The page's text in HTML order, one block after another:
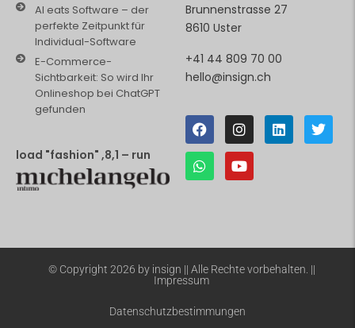
AI eats Software – der
perfekte Zeitpunkt für
Individual-Software
E-Commerce-
Sichtbarkeit: So wird Ihr
Onlineshop bei ChatGPT
gefunden
load "fashion" ,8,1 – run
Brunnenstrasse 27
8610 Uster
+41 44 809 70 00
hello@insign.ch
© Copyright 2026 by insign || Alle Rechte vorbehalten. ||
Impressum
Datenschutzbestimmungen